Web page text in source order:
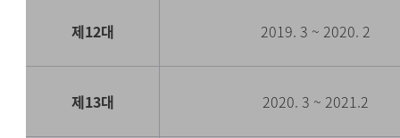
제12대 2019. 3 ~ 2020. 2
제13대 2020. 3 ~ 2021.2